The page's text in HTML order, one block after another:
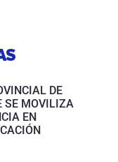
DE
SE MOVILIZA
EN